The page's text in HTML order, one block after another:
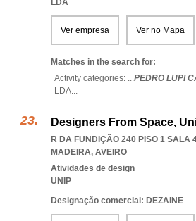
LDA
Ver empresa Ver no Mapa
Matches in the search for:
Activity categories: ...PEDRO LUPI
LDA...
Designers From Space,
R DA FUNDIÇÃO 240 PISO 1 SALA
MADEIRA, AVEIRO
Atividades de design
UNIP
Designação comercial: DEZAINE